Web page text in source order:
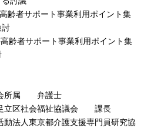
齢者サポート事業利用ポイント集
討
齢者サポート事業利用ポイント集
所属 弁護士
区社会福祉協議会 課長
人東京都介護支援専門員研究協